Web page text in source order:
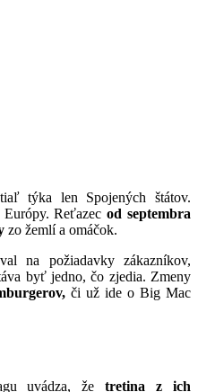
týka len Spojených štátov.
Európy. Reťazecod septembra
zo žemlí a omáčok.
na požiadavky zákazníkov,
byť jedno, čo zjedia. Zmeny
či už ide o Big Mac
uvádza, žetretina z ich